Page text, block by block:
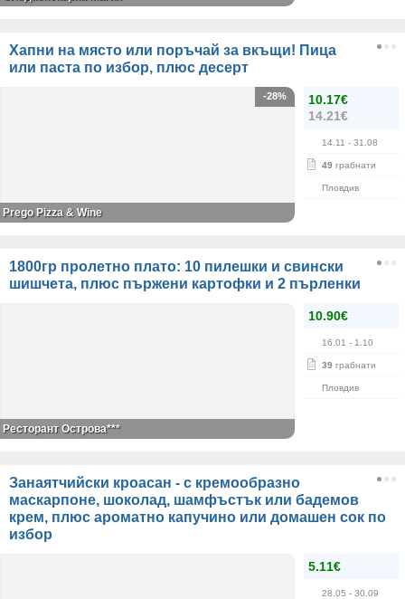
Хапни на място или поръчай за вкъщи! Пица
или паста по избор, плюс десерт
10.17€
14.21€
14.11 - 31.08
49 грабнати
Пловдив
-28%
Prego Pizza & Wine
1800гр пролетно плато: 10 пилешки и свински
шишчета, плюс пържени картофки и 2 пърленки
10.90€
16.01 - 1.10
39 грабнати
Пловдив
Ресторант Острова***
Занаятчийски кроасан - с кремообразно
маскарпоне, шоколад, шамфъстък или бадемов
крем, плюс ароматно капучино или домашен сок по
избор
5.11€
28.05 - 30.09